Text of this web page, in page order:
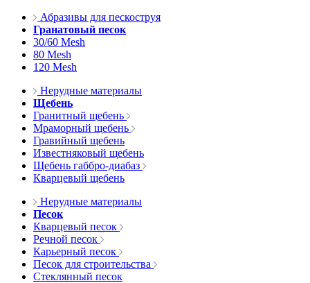
Абразивы для пескоструя
Гранатовый песок
30/60 Mesh
80 Mesh
120 Mesh
Нерудные материалы
Щебень
Гранитный щебень
Мраморный щебень
Гравийный щебень
Известняковый щебень
Щебень габбро-диабаз
Кварцевый щебень
Нерудные материалы
Песок
Кварцевый песок
Речной песок
Карьерный песок
Песок для строительства
Стеклянный песок